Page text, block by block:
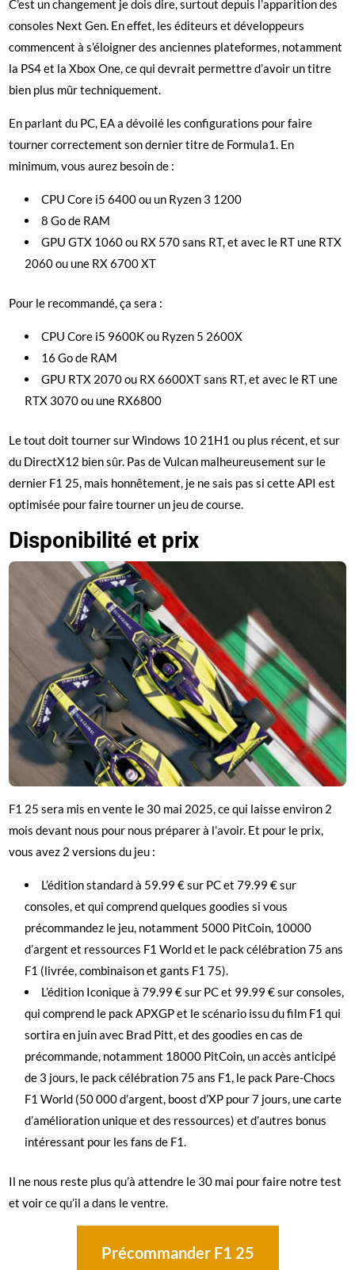
C’est un changement je dois dire, surtout depuis l’apparition des
consoles Next Gen. En effet, les éditeurs et développeurs
commencent à s’éloigner des anciennes plateformes, notamment
la PS4 et la Xbox One, ce qui devrait permettre d’avoir un titre
bien plus mûr techniquement.
En parlant du PC, EA a dévoilé les configurations pour faire
tourner correctement son dernier titre de Formula1. En
minimum, vous aurez besoin de :
CPU Core i5 6400 ou un Ryzen 3 1200
8 Go de RAM
GPU GTX 1060 ou RX 570 sans RT, et avec le RT une RTX
2060 ou une RX 6700 XT
Pour le recommandé, ça sera :
CPU Core i5 9600K ou Ryzen 5 2600X
16 Go de RAM
GPU RTX 2070 ou RX 6600XT sans RT, et avec le RT une
RTX 3070 ou une RX6800
Le tout doit tourner sur Windows 10 21H1 ou plus récent, et sur
du DirectX12 bien sûr. Pas de Vulcan malheureusement sur le
dernier F1 25, mais honnêtement, je ne sais pas si cette API est
optimisée pour faire tourner un jeu de course.
Disponibilité et prix
F1 25 sera mis en vente le 30 mai 2025, ce qui laisse environ 2
mois devant nous pour nous préparer à l’avoir. Et pour le prix,
vous avez 2 versions du jeu :
L’édition standard à 59.99 € sur PC et 79.99 € sur
consoles, et qui comprend quelques goodies si vous
précommandez le jeu, notamment 5000 PitCoin, 10000
d’argent et ressources F1 World et le pack célébration 75 ans
F1 (livrée, combinaison et gants F1 75).
L’édition Iconique à 79.99 € sur PC et 99.99 € sur consoles,
qui comprend le pack APXGP et le scénario issu du film F1 qui
sortira en juin avec Brad Pitt, et des goodies en cas de
précommande, notamment 18000 PitCoin, un accès anticipé
de 3 jours, le pack célébration 75 ans F1, le pack Pare-Chocs
F1 World (50 000 d’argent, boost d’XP pour 7 jours, une carte
d’amélioration unique et des ressources) et d’autres bonus
intéressant pour les fans de F1.
Il ne nous reste plus qu’à attendre le 30 mai pour faire notre test
et voir ce qu’il a dans le ventre.
Précommander F1 25